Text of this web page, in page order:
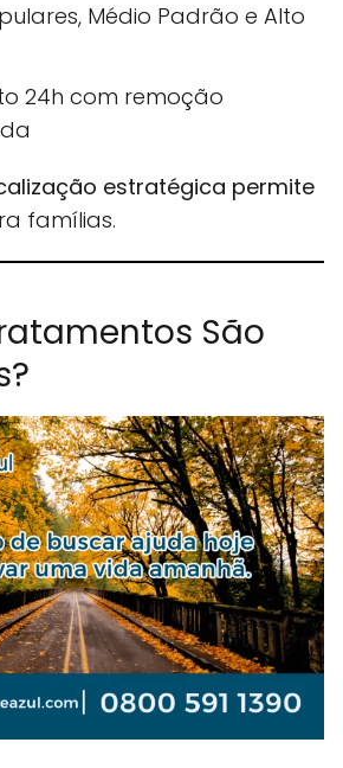
Médio Padrão e Alto
24h com remoção
estratégica permite
famílias.
São